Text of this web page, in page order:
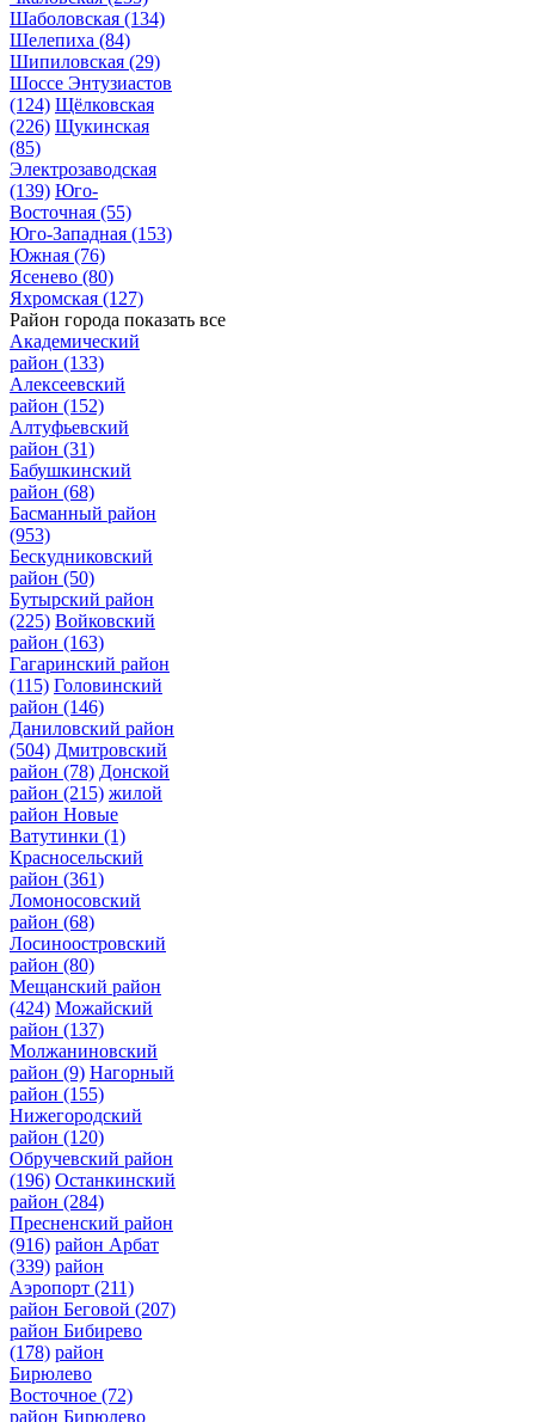
Шаболовская (134)
Шелепиха (84)
Шипиловская (29)
Шоссе Энтузиастов
(124) Щёлковская
(226) Щукинская
(85)
Электрозаводская
(139) Юго-
Восточная (55)
Юго-Западная (153)
Южная (76)
Ясенево (80)
Яхромская (127)
Район города показать все
Академический
район (133)
Алексеевский
район (152)
Алтуфьевский
район (31)
Бабушкинский
район (68)
Басманный район
(953)
Бескудниковский
район (50)
Бутырский район
(225) Войковский
район (163)
Гагаринский район
(115) Головинский
район (146)
Даниловский район
(504) Дмитровский
район (78) Донской
район (215) жилой
район Новые
Ватутинки (1)
Красносельский
район (361)
Ломоносовский
район (68)
Лосиноостровский
район (80)
Мещанский район
(424) Можайский
район (137)
Молжаниновский
район (9) Нагорный
район (155)
Нижегородский
район (120)
Обручевский район
(196) Останкинский
район (284)
Пресненский район
(916) район Арбат
(339) район
Аэропорт (211)
район Беговой (207)
район Бибирево
(178) район
Бирюлево
Восточное (72)
район Бирюлево